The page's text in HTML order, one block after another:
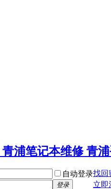
自动登录找回
登录 立即